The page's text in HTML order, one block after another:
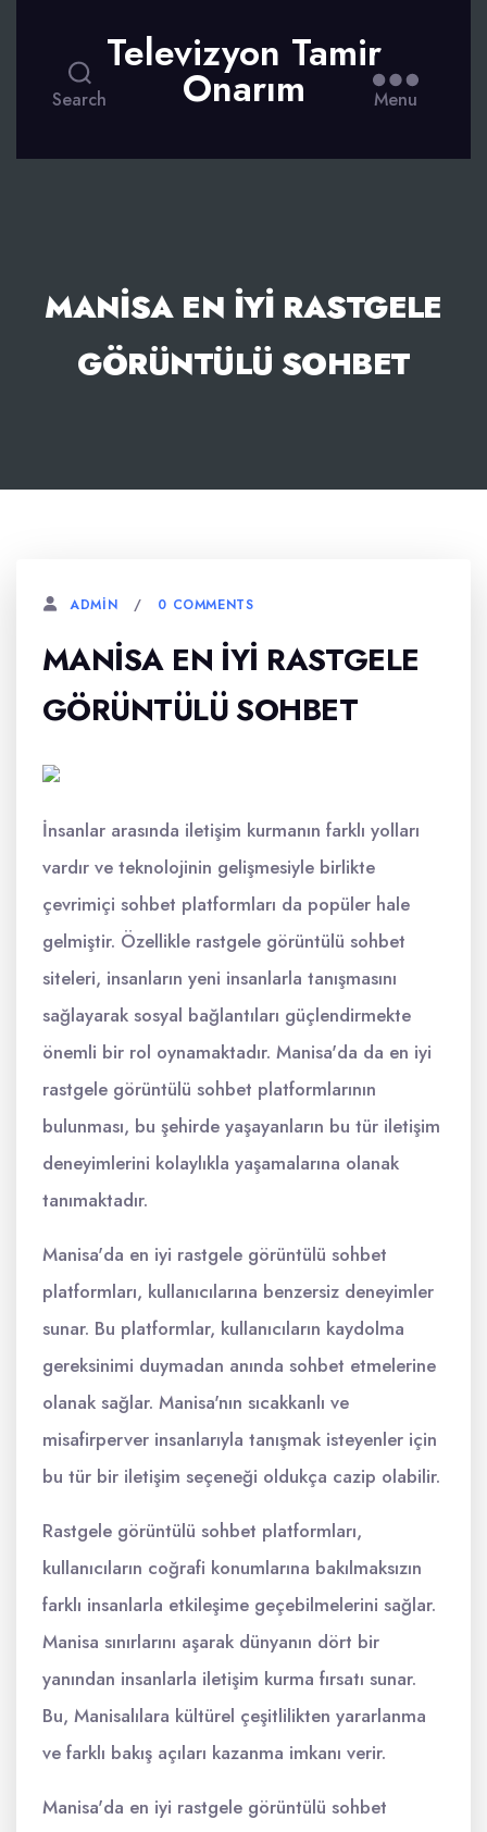
Search
Televizyon Tamir
Onarım Menu
MANISA EN İYI RASTGELE
GÖRÜNTÜLÜ SOHBET
ADMIN 0 COMMENTS
MANISA EN İYI RASTGELE
GÖRÜNTÜLÜ SOHBET
İnsanlar arasında iletişim kurmanın farklı yolları
vardır ve teknolojinin gelişmesiyle birlikte
çevrimiçi sohbet platformları da popüler hale
gelmiştir. Özellikle rastgele görüntülü sohbet
siteleri, insanların yeni insanlarla tanışmasını
sağlayarak sosyal bağlantıları güçlendirmekte
önemli bir rol oynamaktadır. Manisa'da da en iyi
rastgele görüntülü sohbet platformlarının
bulunması, bu şehirde yaşayanların bu tür iletişim
deneyimlerini kolaylıkla yaşamalarına olanak
tanımaktadır.
Manisa'da en iyi rastgele görüntülü sohbet
platformları, kullanıcılarına benzersiz deneyimler
sunar. Bu platformlar, kullanıcıların kaydolma
gereksinimi duymadan anında sohbet etmelerine
olanak sağlar. Manisa'nın sıcakkanlı ve
misafirperver insanlarıyla tanışmak isteyenler için
bu tür bir iletişim seçeneği oldukça cazip olabilir.
Rastgele görüntülü sohbet platformları,
kullanıcıların coğrafi konumlarına bakılmaksızın
farklı insanlarla etkileşime geçebilmelerini sağlar.
Manisa sınırlarını aşarak dünyanın dört bir
yanından insanlarla iletişim kurma fırsatı sunar.
Bu, Manisalılara kültürel çeşitlilikten yararlanma
ve farklı bakış açıları kazanma imkanı verir.
Manisa'da en iyi rastgele görüntülü sohbet